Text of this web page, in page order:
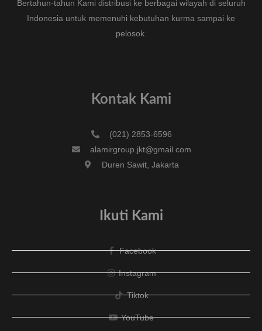
Bertahun-tahun Kami distribusi ke berbagai wilayah di seluruh
Indonesia untuk memenuhi kebutuhan kurma sampai ke
pelosok.
Kontak Kami
(021) 2853-6596
alamirgroup.jkt@gmail.com
Duren Sawit, Jakarta
Ikuti Kami
Facebook
Instagram
Tiktok
YouTube